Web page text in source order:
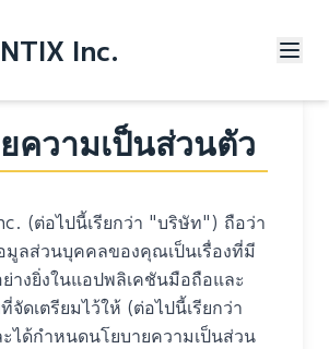
Inc.
ความเป็นส่วนตัว
(ต่อไปนี้เรียกว่า "บริษัท") ถือว่า
มูลส่วนบุคคลของคุณเป็นเรื่องที่มี
างยิ่งในแอปพลิเคชันมือถือและ
จัดเตรียมไว้ให้ (ต่อไปนี้เรียกว่า
ได้กำหนดนโยบายความเป็นส่วน